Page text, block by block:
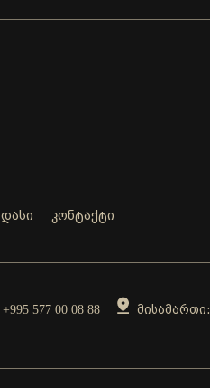
დასი კონტაქტი
+995 577 00 08 88 მისამართი: